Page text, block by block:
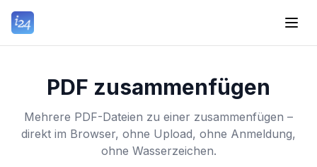
PDF zusammenfügen
Mehrere PDF-Dateien zu einer zusammenfügen –
direkt im Browser, ohne Upload, ohne Anmeldung,
ohne Wasserzeichen.